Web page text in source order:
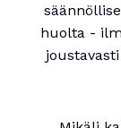
huolta -